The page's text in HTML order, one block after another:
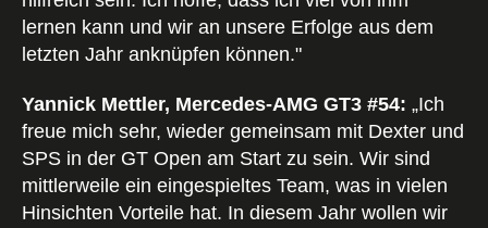
lernen kann und wir an unsere Erfolge aus dem
letzten Jahr anknüpfen können."
Yannick Mettler, Mercedes-AMG GT3 #54: „Ich
freue mich sehr, wieder gemeinsam mit Dexter und
SPS in der GT Open am Start zu sein. Wir sind
mittlerweile ein eingespieltes Team, was in vielen
Hinsichten Vorteile hat. In diesem Jahr wollen wir